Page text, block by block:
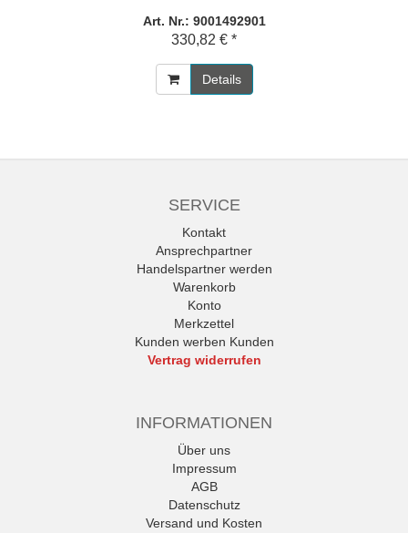
Art. Nr.: 9001492901
330,82 € *
Details
SERVICE
Kontakt
Ansprechpartner
Handelspartner werden
Warenkorb
Konto
Merkzettel
Kunden werben Kunden
Vertrag widerrufen
INFORMATIONEN
Über uns
Impressum
AGB
Datenschutz
Versand und Kosten